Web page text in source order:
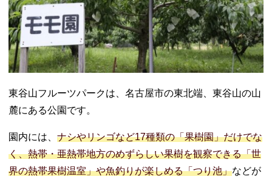
東谷山フルーツパークは、名古屋市の東北端、東谷山の山
麓にある公園です。
園内には、 ナシやリンゴなど17種類の「果樹園」だけでな
く、熱帯・亜熱帯地方のめずらしい果樹を観察できる「世
界の熱帯果樹温室」や魚釣りが楽しめる「つり池」などが